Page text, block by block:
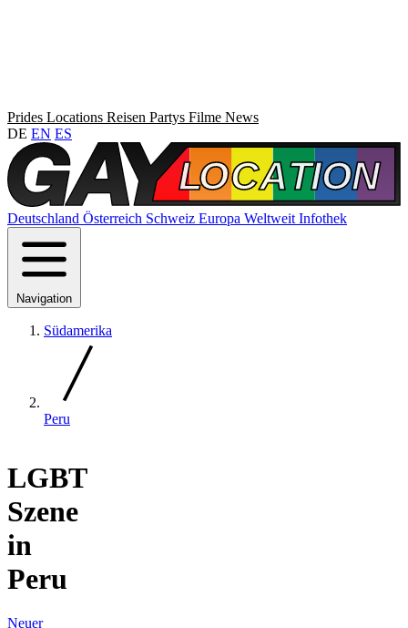
Prides Locations Reisen Partys Filme News
DE EN ES
Deutschland Österreich Schweiz Europa Weltweit Infothek
Navigation
Südamerika
Peru
LGBT
Szene
in
Peru
Neuer